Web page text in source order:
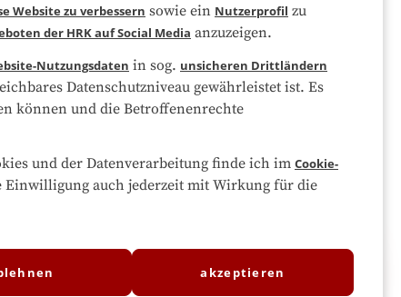
merken
Website zu verbessern sowie ein Nutzerprofil zu
der HRK auf Social Media anzuzeigen.
Nutzungsdaten in sog. unsicheren Drittländern
Datenschutzniveau gewährleistet ist. Es
können und die Betroffenenrechte
und der Datenverarbeitung finde ich im Cookie-
auch jederzeit mit Wirkung für die
akzeptieren